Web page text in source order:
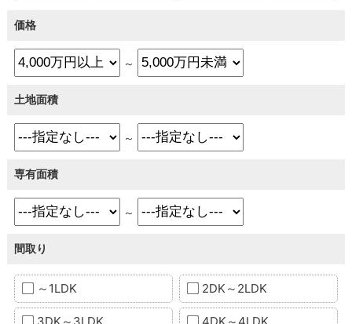
価格
～
土地面積
～
専有面積
～
間取り
～1LDK 2DK～2LDK